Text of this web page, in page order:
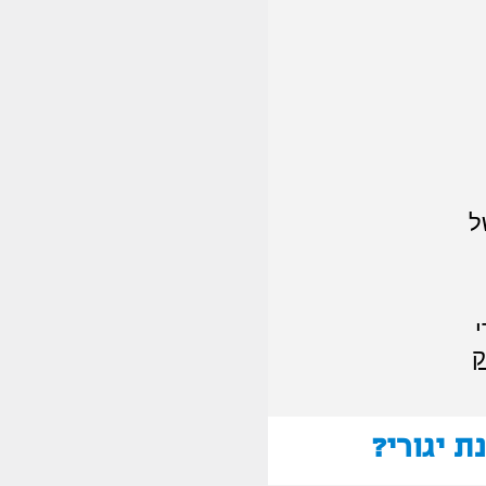
יגורי?